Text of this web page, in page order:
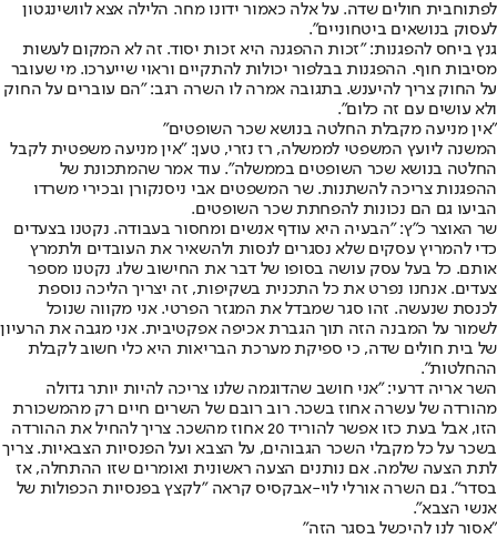
לפתוחבית חולים שדה. על אלה כאמור ידונו מחר. הלילה אצא לוושינגטון
לעסוק בנושאים ביטחוניים".
גנץ ביחס להפגנות: "זכות ההפגנה היא זכות יסוד. זה לא המקום לעשות
מסיבות חוף. ההפגנות בבלפור יכולות להתקיים וראוי שייערכו. מי שעובר
על החוק צריך להיענש. בתגובה אמרה לו השרה רגב: "הם עוברים על החוק
ולא עושים עם זה כלום".
"אין מניעה מקבלת החלטה בנושא שכר השופטים"
המשנה ליועץ המשפטי לממשלה, רז נזרי, טען: "אין מניעה משפטית לקבל
החלטה בנושא שכר השופטים בממשלה". עוד אמר שהמתכונת של
ההפגנות צריכה להשתנות. שר המשפטים אבי ניסנקורן ובכירי משרדו
הביעו גם הם נכונות להפחתת שכר השופטים.
שר האוצר כ"ץ: "הבעיה היא עודף אנשים ומחסור בעבודה. נקטנו בצעדים
כדי להמריץ עסקים שלא נסגרים לנסות ולהשאיר את העובדים ולתמרץ
אותם. כל בעל עסק עושה בסופו של דבר את החישוב שלו. נקטנו מספר
צעדים. אנחנו נפרט את כל התכנית בשקיפות, זה יצריך הליכה נוספת
לכנסת שנעשה. זהו סגר שמבדל את המגזר הפרטי. אני מקווה שנוכל
לשמור על המבנה הזה תוך הגברת אכיפה אפקטיבית. אני מגבה את הרעיון
של בית חולים שדה, כי ספיקת מערכת הבריאות היא כלי חשוב לקבלת
ההחלטות".
השר אריה דרעי: "אני חושב שהדוגמה שלנו צריכה להיות יותר גדולה
מהורדה של עשרה אחוז בשכר. רוב רובם של השרים חיים רק מהמשכורת
הזו, אבל בעת כזו אפשר להוריד 20 אחוז מהשכר. צריך להחיל את ההורדה
בשכר על כל מקבלי השכר הגבוהים, על הצבא ועל הפנסיות הצבאיות. צריך
לתת הצעה שלמה. אם נותנים הצעה ראשונית ואומרים שזו ההתחלה, אז
בסדר". גם השרה אורלי לוי-אבקסיס קראה "לקצץ בפנסיות הכפולות של
אנשי הצבא".
"אסור לנו להיכשל בסגר הזה"